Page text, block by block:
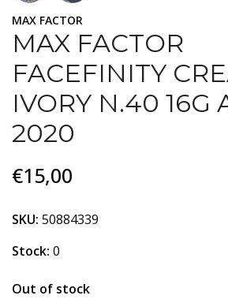
MAX FACTOR
MAX FACTOR
FACEFINITY
IVORY N.40 16G
2020
€15,00
SKU: 50884339
Stock: 0
Out of stock